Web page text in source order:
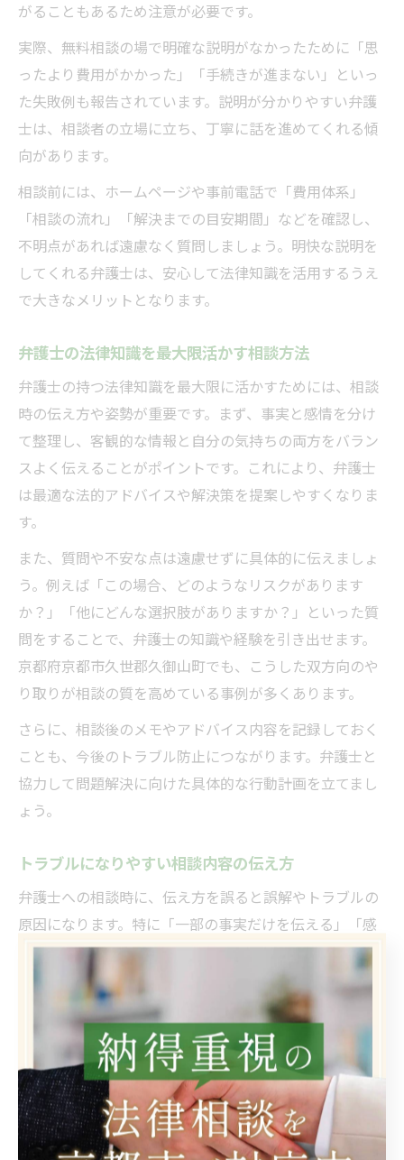
がることもあるため注意が必要です。
実際、無料相談の場で明確な説明がなかったために「思
ったより費用がかかった」「手続きが進まない」といっ
た失敗例も報告されています。説明が分かりやすい弁護
士は、相談者の立場に立ち、丁寧に話を進めてくれる傾
向があります。
相談前には、ホームページや事前電話で「費用体系」
「相談の流れ」「解決までの目安期間」などを確認し、
不明点があれば遠慮なく質問しましょう。明快な説明を
してくれる弁護士は、安心して法律知識を活用するうえ
で大きなメリットとなります。
弁護士の法律知識を最大限活かす相談方法
弁護士の持つ法律知識を最大限に活かすためには、相談
時の伝え方や姿勢が重要です。まず、事実と感情を分け
て整理し、客観的な情報と自分の気持ちの両方をバラン
スよく伝えることがポイントです。これにより、弁護士
は最適な法的アドバイスや解決策を提案しやすくなりま
す。
また、質問や不安な点は遠慮せずに具体的に伝えましょ
う。例えば「この場合、どのようなリスクがあります
か？」「他にどんな選択肢がありますか？」といった質
問をすることで、弁護士の知識や経験を引き出せます。
京都府京都市久世郡久御山町でも、こうした双方向のや
り取りが相談の質を高めている事例が多くあります。
さらに、相談後のメモやアドバイス内容を記録しておく
ことも、今後のトラブル防止につながります。弁護士と
協力して問題解決に向けた具体的な行動計画を立てまし
ょう。
トラブルになりやすい相談内容の伝え方
弁護士への相談時に、伝え方を誤ると誤解やトラブルの
原因になります。特に「一部の事実だけを伝える」「感
情的な表現ばかりになる」「証拠や資料を省略する」と
いったケースは、弁護士の判断を誤らせたり、最適なア
ドバイスを受けられない原因となりがちです。
例えば、相手側の情報や過去のやり取りを隠したまま相
談した結果、後で新たな事実が発覚し、対応策が大きく
変わってしまうこともあります。こうした事例は、京都
市や久御山町でも度々報告されています。